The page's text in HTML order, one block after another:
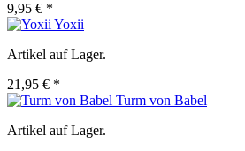
9,95 € *
Yoxii
Artikel auf Lager.
21,95 € *
Turm von Babel
Artikel auf Lager.